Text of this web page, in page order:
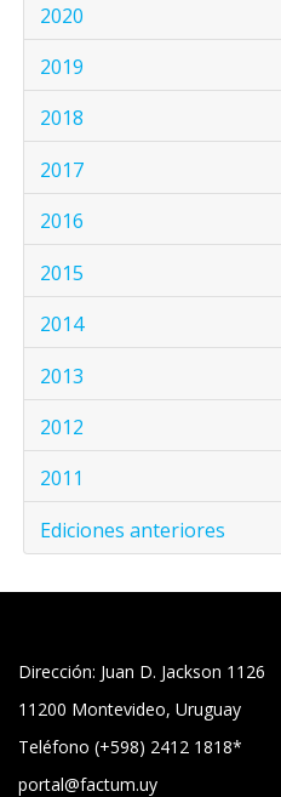
2020
2019
2018
2017
2016
2015
2014
2013
2012
2011
Ediciones anteriores
Dirección: Juan D. Jackson 1126
11200 Montevideo, Uruguay
Teléfono (+598) 2412 1818*
portal@factum.uy